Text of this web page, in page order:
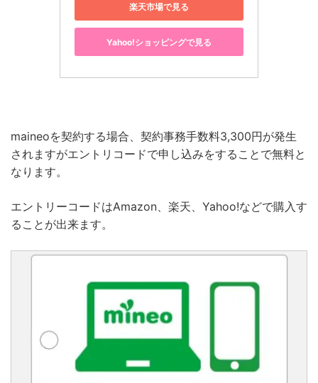
楽天市場で見る
Yahoo!ショッピングで見る
maineoを契約する場合、契約事務手数料3,300円が発生
されますがエントリコードで申し込みをすることで無料と
なります。
エントリーコードはAmazon、楽天、Yahoo!などで購入す
ることが出来ます。